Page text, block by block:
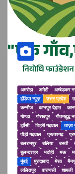
अमरोहा अमेठी अम्बेडकर
इंडिया न्यूज़
उत्तर प्रदेश
कन्नौज
कानपुर देहात
गोण्डा
गोरखपुर गौतमबुद्ध
झाँसी
टिहरी गढ़वाल ताज़ा
पौड़ी गढ़वाल
प्रतापगढ़
बलरामपुर
बलिया बस्ती
बुलन्दशहर
भदोही मऊ
मुंबई
मुरादाबाद मेरठ
ललितपुर
वाराणसी शामली